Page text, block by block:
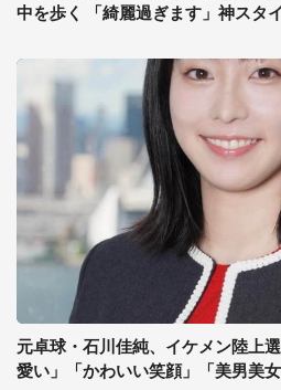
中を歩く 「綺麗過ぎます」神スタ
元卓球・石川佳純、イケメン陸上
愛い」「かわいい笑顔」「美男美